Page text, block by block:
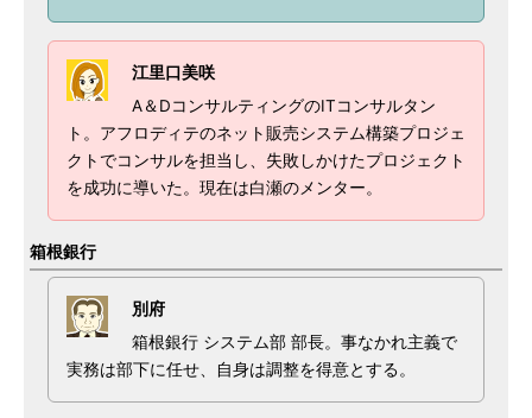
江里口美咲
A＆DコンサルティングのITコンサルタン
ト。アフロディテのネット販売システム構築プロジェ
クトでコンサルを担当し、失敗しかけたプロジェクト
を成功に導いた。現在は白瀬のメンター。
箱根銀行
別府
箱根銀行 システム部 部長。事なかれ主義で
実務は部下に任せ、自身は調整を得意とする。